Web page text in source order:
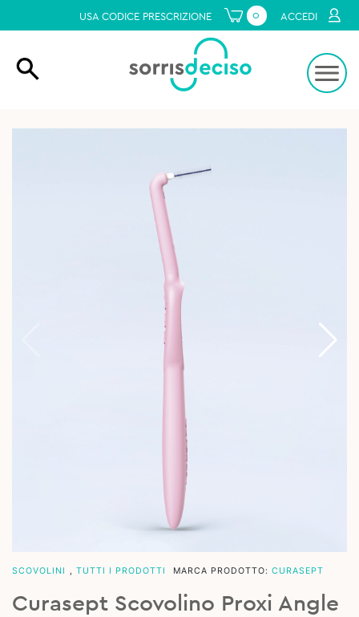
USA CODICE PRESCRIZIONE 0 ACCEDI
SCOVOLINI , TUTTI I PRODOTTI MARCA PRODOTTO: CURASEPT
Curasept Scovolino Proxi Angle